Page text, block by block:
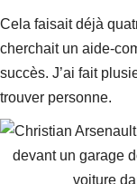
Cela faisait déjà
cherchait un aide-
succès. J’ai fait
trouver personne.